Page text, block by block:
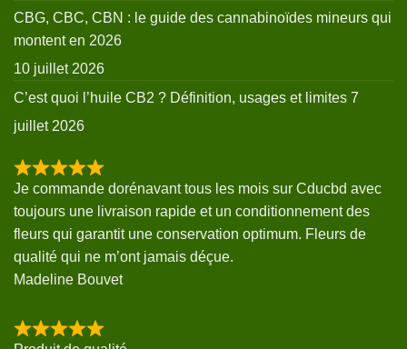
CBG, CBC, CBN : le guide des cannabinoïdes mineurs qui
montent en 2026
10 juillet 2026
C’est quoi l’huile CB2 ? Définition, usages et limites 7
juillet 2026
Je commande dorénavant tous les mois sur Cducbd avec
toujours une livraison rapide et un conditionnement des
fleurs qui garantit une conservation optimum. Fleurs de
qualité qui ne m’ont jamais déçue.
Madeline Bouvet